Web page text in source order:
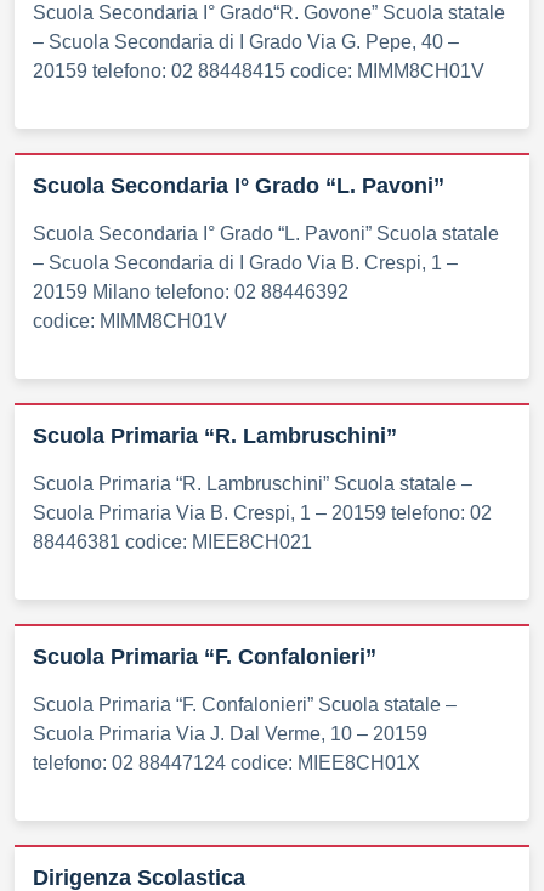
Scuola Secondaria I° Grado“R. Govone” Scuola statale
– Scuola Secondaria di I Grado Via G. Pepe, 40 –
20159 telefono: 02 88448415 codice: MIMM8CH01V
Scuola Secondaria I° Grado “L. Pavoni”
Scuola Secondaria I° Grado “L. Pavoni” Scuola statale
– Scuola Secondaria di I Grado Via B. Crespi, 1 –
20159 Milano telefono: 02 88446392
codice: MIMM8CH01V
Scuola Primaria “R. Lambruschini”
Scuola Primaria “R. Lambruschini” Scuola statale –
Scuola Primaria Via B. Crespi, 1 – 20159 telefono: 02
88446381 codice: MIEE8CH021
Scuola Primaria “F. Confalonieri”
Scuola Primaria “F. Confalonieri” Scuola statale –
Scuola Primaria Via J. Dal Verme, 10 – 20159
telefono: 02 88447124 codice: MIEE8CH01X
Dirigenza Scolastica